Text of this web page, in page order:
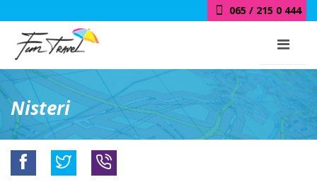
065 / 215 0 444
Nisteri